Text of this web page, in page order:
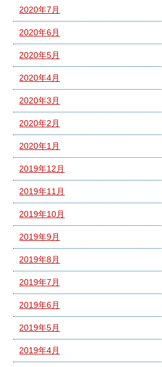
2020年7月
2020年6月
2020年5月
2020年4月
2020年3月
2020年2月
2020年1月
2019年12月
2019年11月
2019年10月
2019年9月
2019年8月
2019年7月
2019年6月
2019年5月
2019年4月